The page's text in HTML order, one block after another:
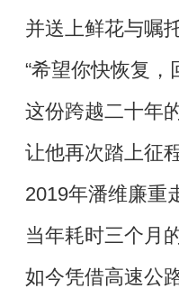
并送上鲜花与嘱
“希望你快恢复，
这份跨越二十年
让他再次踏上征
2019年潘维廉重
当年耗时三个月
如今凭借高速公